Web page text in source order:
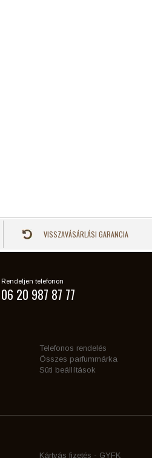
VISSZAVÁSÁRLÁSI GARANCIA
Rendeljen telefonon
06 20 987 87 77
Telefonos rendelés
Összes parfummárka
Süti beállítások
Kártyás fizetés - GYFK